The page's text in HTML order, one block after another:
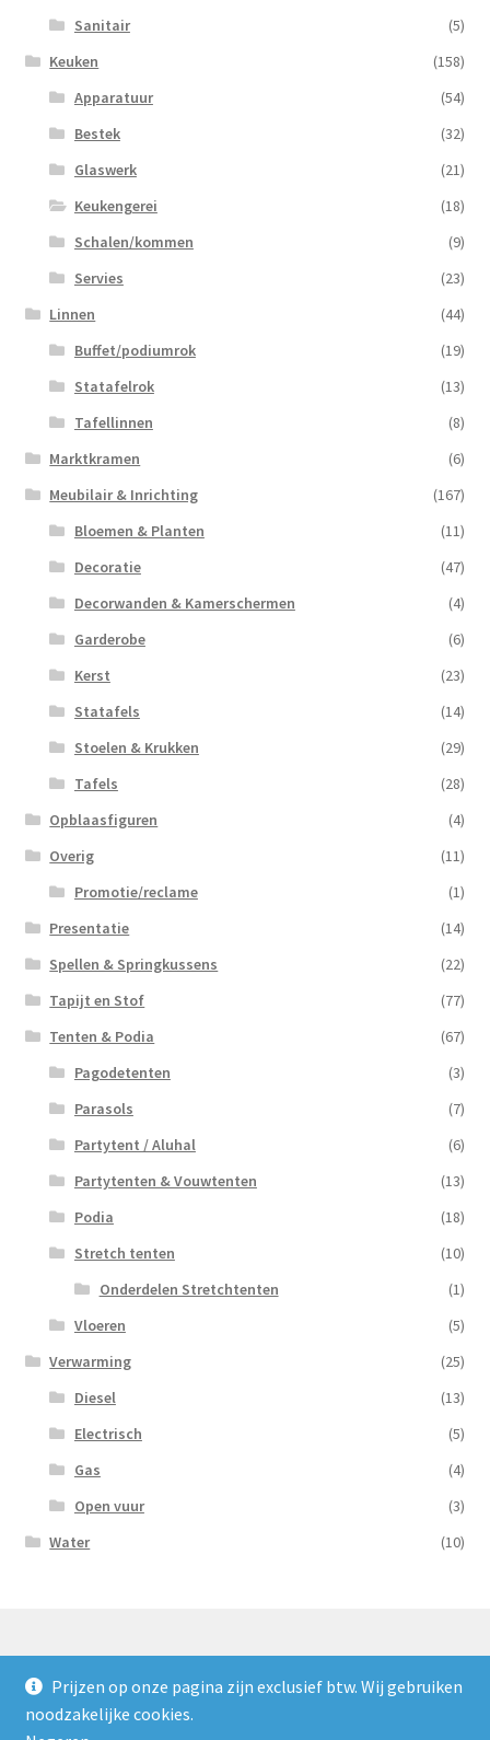
Prijzen op onze pagina zijn exclusief btw. Wij gebruiken
noodzakelijke cookies.
Sanitair
(5)
Keuken
(158)
Apparatuur
(54)
Bestek
(32)
Glaswerk
(21)
Keukengerei
(18)
Schalen/kommen
(9)
Servies
(23)
Linnen
(44)
Buffet/podiumrok
(19)
Statafelrok
(13)
Tafellinnen
(8)
Marktkramen
(6)
Meubilair & Inrichting
(167)
Bloemen & Planten
(11)
Decoratie
(47)
Decorwanden & Kamerschermen
(4)
Garderobe
(6)
Kerst
(23)
Statafels
(14)
Stoelen & Krukken
(29)
Tafels
(28)
Opblaasfiguren
(4)
Overig
(11)
Promotie/reclame
(1)
Presentatie
(14)
Spellen & Springkussens
(22)
Tapijt en Stof
(77)
Tenten & Podia
(67)
Pagodetenten
(3)
Parasols
(7)
Partytent / Aluhal
(6)
Partytenten & Vouwtenten
(13)
Podia
(18)
Stretch tenten
(10)
Onderdelen Stretchtenten
(1)
Vloeren
(5)
Verwarming
(25)
Diesel
(13)
Electrisch
(5)
Gas
(4)
Open vuur
(3)
Water
(10)
© Nooijens Verhuur 2026
Privacybeleid
Gebouwd met WooCommerce